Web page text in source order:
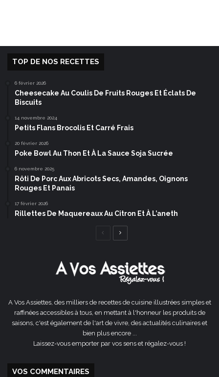
TOP DE NOS RECETTES
6 février 2026
Cheesecake Au Coulis De Fruits Rouges Et Éclats De
Biscuits
14 novembre 2024
Petits Flans Brocolis Et Carré Frais
20 février 2026
Poke Bowl Au Thon Et À La Sauce Soja Sucrée
6 novembre 2025
Rôti De Porc Aux Abricots Secs, Amandes, Oignons
Rouges Et Panais
17 février 2026
Rillettes De Maquereaux Au Citron Et À L’aneth
Page
A Vos Assiettes, des milliers de recettes de cuisine illustrées simples et
raffinées accessibles à tous, en mettant à l'honneur les produits de
saisons, c'est également de l'art de vivre, des actualités culinaires et
bien plus encore ...
Laissez-vous emporter par vos sens et régalez-vous !
VOS COMMENTAIRES